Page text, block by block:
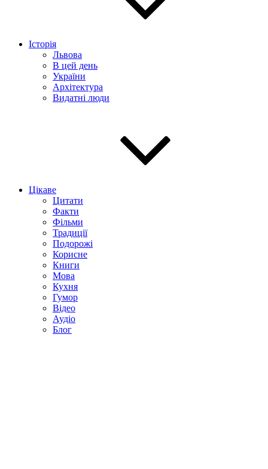
Історія
Львова
В цей день
України
Архітектура
Видатні люди
Цікаве
Цитати
Факти
Фільми
Традиції
Подорожі
Корисне
Книги
Мова
Кухня
Гумор
Відео
Аудіо
Блог